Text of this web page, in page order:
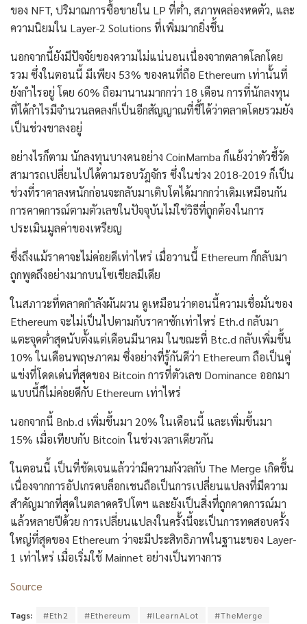
ของ NFT, ปริมาณการซื้อขายใน LP ที่ต่ำ, สภาพคล่องหดตัว, และ
ความนิยมใน Layer-2 Solutions ที่เพิ่มมากยิ่งขึ้น
นอกจากนี้ยังมีปัจจัยของความไม่แน่นอนเนื่องจากตลาดโลกโดย
รวม ซึ่งในตอนนี้ มีเพียง 53% ของคนที่ถือ Ethereum เท่านั้นที่
ยังกำไรอยู่ โดย 60% ถือมานานมากกว่า 18 เดือน การที่นักลงทุน
ที่ได้กำไรมีจำนวนลดลงก็เป็นอีกสัญญาณที่ชี้ได้ว่าตลาดโดยรวมยัง
เป็นช่วงขาลงอยู่
อย่างไรก็ตาม นักลงทุนบางคนอย่าง CoinMamba ก็แย้งว่าตัวชี้วัด
สามารถเปลี่ยนไปได้ตามรอบวัฎจักร ซึ่งในช่วง 2018-2019 ก็เป็น
ช่วงที่ราคาลงหนักก่อนจะกลับมาเติบโตได้มากกว่าเดิมเหมือนกัน
การคาดการณ์ตามตัวเลขในปัจจุบันไม่ใช่วิธีที่ถูกต้องในการ
ประเมินมูลค่าของเหรียญ
ซึ่งถึงแม้ราคาจะไม่ค่อยดีเท่าไหร่ เมื่อวานนี้ Ethereum ก็กลับมา
ถูกพูดถึงอย่างมากบนโซเชียลมีเดีย
ในสภาวะที่ตลาดกำลังผันผวน ดูเหมือนว่าตอนนี้ความเชื่อมั่นของ
Ethereum จะไม่เป็นไปตามกับราคาซักเท่าไหร่ Eth.d กลับมา
แตะจุดต่ำสุดนับตั้งแต่เดือนมีนาคม ในขณะที่ Btc.d กลับเพิ่มขึ้น
10% ในเดือนพฤษภาคม ซึ่งอย่างที่รู้กันดีว่า Ethereum ถือเป็นคู่
แข่งที่โดดเด่นที่สุดของ Bitcoin การที่ตัวเลข Dominance ออกมา
แบบนี้ก็ไม่ค่อยดีกับ Ethereum เท่าไหร่
นอกจากนี้ Bnb.d เพิ่มขึ้นมา 20% ในเดือนนี้ และเพิ่มขึ้นมา
15% เมื่อเทียบกับ Bitcoin ในช่วงเวลาเดียวกัน
ในตอนนี้ เป็นที่ชัดเจนแล้วว่ามีความกังวลกับ The Merge เกิดขึ้น
เนื่องจากการอัปเกรดบล็อกเชนถือเป็นการเปลี่ยนแปลงที่มีความ
สำคัญมากที่สุดในตลาดคริปโตฯ และยังเป็นสิ่งที่ถูกคาดการณ์มา
แล้วหลายปีด้วย การเปลี่ยนแปลงในครั้งนี้จะเป็นการทดสอบครั้ง
ใหญ่ที่สุดของ Ethereum ว่าจะมีประสิทธิภาพในฐานะของ Layer-
1 เท่าไหร่ เมื่อเริ่มใช้ Mainnet อย่างเป็นทางการ
Source
Tags: #Eth2 #Ethereum #ILearnALot #TheMerge